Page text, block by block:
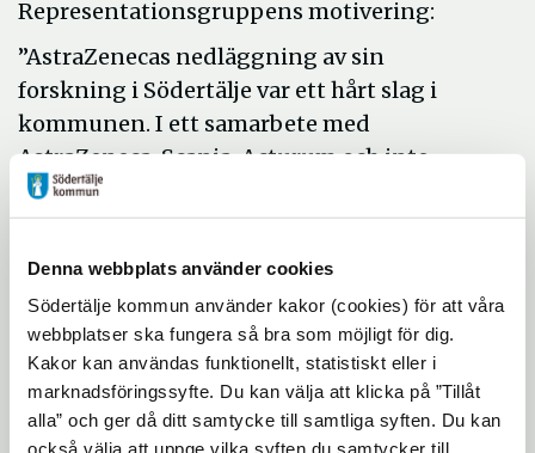
Denna webbplats använder cookies
Södertälje kommun använder kakor (cookies) för att våra
webbplatser ska fungera så bra som möjligt för dig.
Kakor kan användas funktionellt, statistiskt eller i
marknadsföringssyfte. Du kan välja att klicka på ”Tillåt
alla” och ger då ditt samtycke till samtliga syften. Du kan
också välja att uppge vilka syften du samtycker till
Representationsgruppens motivering:
”AstraZenecas nedläggning av sin
forskning i Södertälje var ett hårt slag i
kommunen. I ett samarbete med
AstraZeneca, Scania, Acturum och inte
minst KTH växer nu en ny, kreativ miljö
fram i Norra stadskärnan där akademi,
näringsliv och samhälle möts. Kristina
de avgörande faktorerna för den framgång
Södertälje rönt vad det gäller fördubblat
antal utbildningsplatser och nya
ingenjörsutbildningar. Mycket tack vare